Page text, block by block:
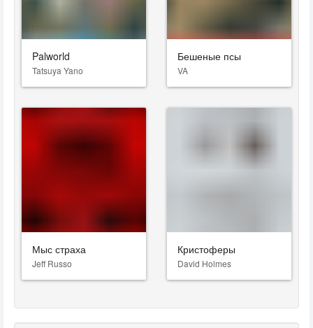
Palworld
Tatsuya Yano
Бешеные псы
VA
Мыс страха
Jeff Russo
Кристоферы
David Holmes